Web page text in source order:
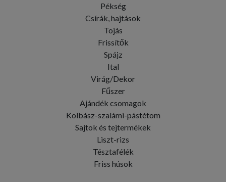
Pékség
Csírák, hajtások
Tojás
Frissítők
Spájz
Ital
Virág/Dekor
Fűszer
Ajándék csomagok
Kolbász-szalámi-pástétom
Sajtok és tejtermékek
Liszt-rizs
Tésztafélék
Friss húsok